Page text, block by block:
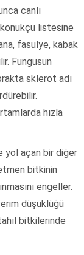
canlı
listesine
fasulye, kabak
Fungusun
sklerot adı
hızla
yol açan bir diğer
bitkinin
engeller.
düşüklüğü
bitkilerinde